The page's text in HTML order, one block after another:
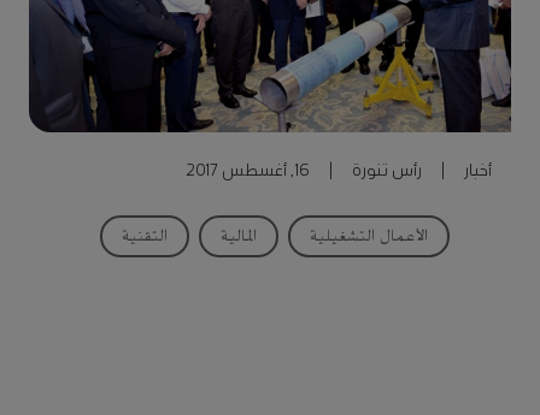
أخبار رأس تنورة 16, أغسطس 2017
الأعمال التشغيلية المالية التقنية